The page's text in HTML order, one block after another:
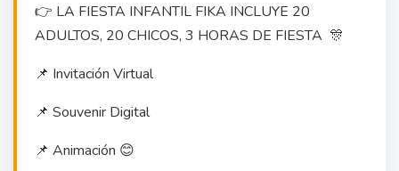
👉 LA FIESTA INFANTIL FIKA INCLUYE 20
ADULTOS, 20 CHICOS, 3 HORAS DE FIESTA 🎊
📌 Invitación Virtual
📌 Souvenir Digital
📌 Animación 😊